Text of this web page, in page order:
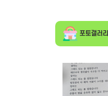
포토갤러리